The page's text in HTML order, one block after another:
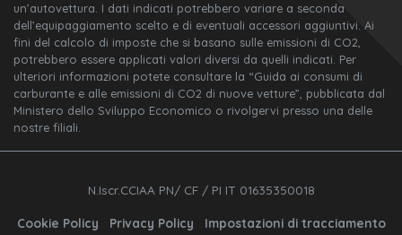
un’autovettura. I dati indicati potrebbero variare a seconda
dell’equipaggiamento scelto e di eventuali accessori aggiuntivi. Ai
fini del calcolo di imposte che si basano sulle emissioni di CO2,
potrebbero essere applicati valori diversi da quelli indicati. Per
ulteriori informazioni potete consultare la “Guida ai consumi di
carburante e alle emissioni di CO2 di nuove vetture”, pubblicata dal
Ministero dello Sviluppo Economico o rivolgervi presso una delle
nostre filiali.
N.Iscr.CCIAA PN/ CF / PI IT 01635350018
Cookie Policy Privacy Policy Impostazioni di tracciamento